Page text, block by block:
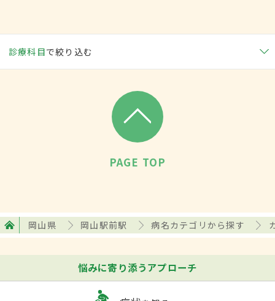
診療科目で絞り込む
PAGE TOP
岡山県 岡山駅前駅 病名カテゴリから探す
悩みに寄り添うアプローチ